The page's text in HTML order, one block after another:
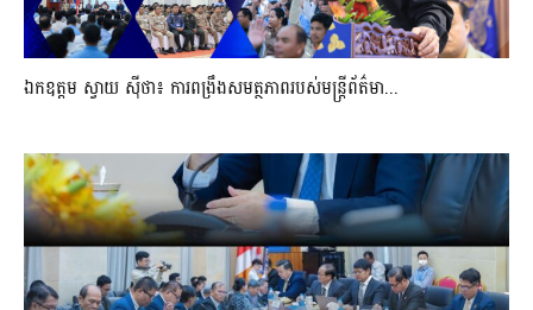
ឯកឧត្តម ស្វាយ ស៊ីថា៖ ការពង្រឹងសមត្ថភាពរបស់មន្ត្រីព័ត៌មា...